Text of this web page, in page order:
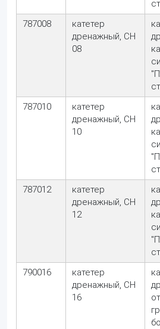
787008
катетер
дренажный, CH
08
787010
катетер
дренажный, CH
10
787012
катетер
дренажный, CH
12
790016
катетер
дренажный, CH
16